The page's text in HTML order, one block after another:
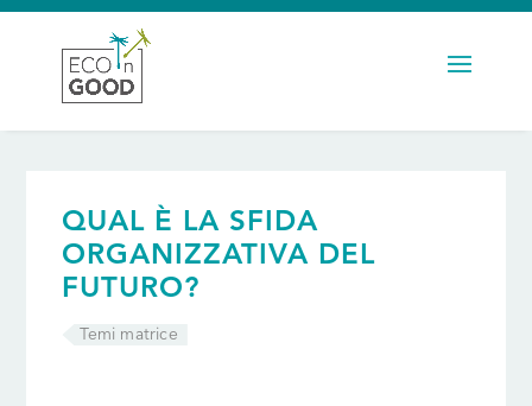
QUAL È LA SFIDA
ORGANIZZATIVA DEL
FUTURO?
Temi matrice